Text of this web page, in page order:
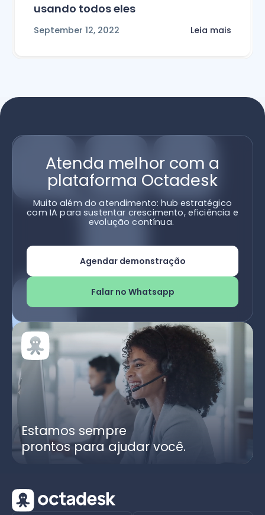
usando todos eles
September 12, 2022 Leia mais
Atenda melhor com a
plataforma Octadesk
Muito além do atendimento: hub estratégico
com IA para sustentar crescimento, eficiência e
evolução contínua.
Agendar demonstração
Falar no Whatsapp
Estamos sempre
prontos para ajudar você.